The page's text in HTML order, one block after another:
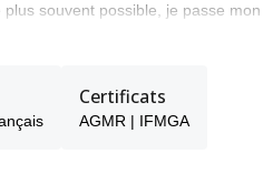
souvent possible, je passe
de montagne en Roumanie
personnel et à l'amélioration
Certificats
AGMR | IFMGA